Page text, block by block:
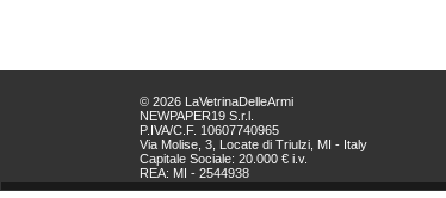
© 2026 LaVetrinaDelleArmi
NEWPAPER19 S.r.l.
P.IVA/C.F. 10607740965
Via Molise, 3, Locate di Triulzi, MI - Italy
Capitale Sociale: 20.000 € i.v.
REA: MI - 2544938